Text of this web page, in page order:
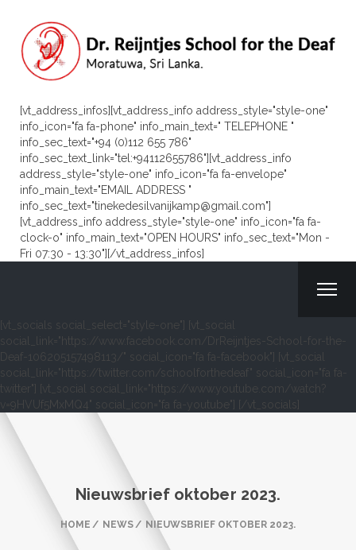
[vt_address_infos][vt_address_info address_style="style-one"
info_icon="fa fa-phone" info_main_text=" TELEPHONE "
info_sec_text="+94 (0)112 655 786"
info_sec_text_link="tel:+94112655786"][vt_address_info
address_style="style-one" info_icon="fa fa-envelope"
info_main_text="EMAIL ADDRESS "
info_sec_text="tinekedesilvanijkamp@gmail.com"]
[vt_address_info address_style="style-one" info_icon="fa fa-
clock-o" info_main_text="OPEN HOURS" info_sec_text="Mon -
Fri 07:30 - 13:30"][/vt_address_infos]
[vt_socials social_select="style-one"] [vt_social
social_link="https://www.facebook.com/DrReijntjes-School-for-the-
Deaf-106205157498113/" social_icon="fa fa-facebook"] [vt_social
social_link="https://twitter.com/schoolforthedeaf" social_icon="fa fa-
twitter"] [vt_social social_link="https://www.youtube.com/watch?
v=9HVUf5MxMQ4" social_icon="fa fa-youtube"] [/vt_socials]
Nieuwsbrief oktober 2023.
HOME NEWS NIEUWSBRIEF OKTOBER 2023.